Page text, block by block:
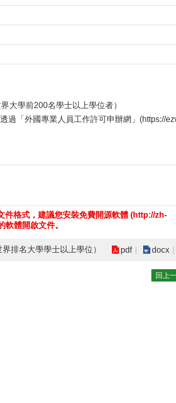
大學前200名學士以上學位者）
過「外國專業人員工作許可申辦網」(https://
件格式，建議您安裝免費開源軟體 (http://zh-
體開啟文件。
排名大學學士以上學位） pdf docx
回上